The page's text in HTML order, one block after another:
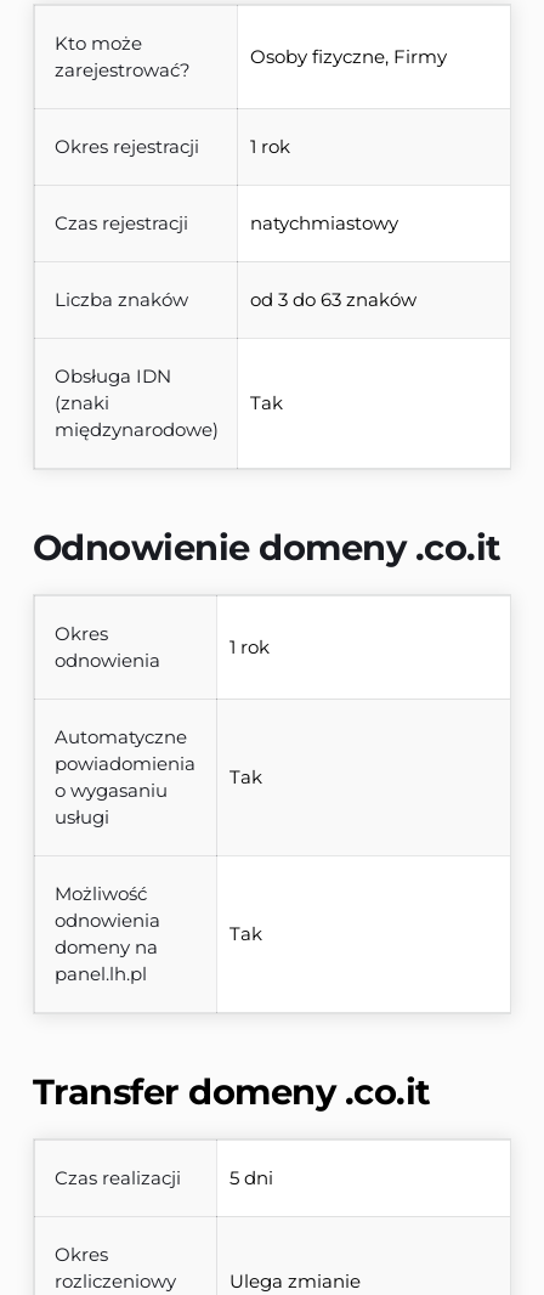
Kto może
zarejestrować?
Osoby fizyczne, Firmy
Okres rejestracji 1 rok
Czas rejestracji natychmiastowy
Liczba znaków od 3 do 63 znaków
Obsługa IDN
(znaki
międzynarodowe)
Tak
Odnowienie domeny .co.it
Okres
odnowienia
1 rok
Automatyczne
powiadomienia
o wygasaniu
usługi
Tak
Możliwość
odnowienia
domeny na
panel.lh.pl
Tak
Transfer domeny .co.it
Czas realizacji 5 dni
Okres
rozliczeniowy
Ulega zmianie